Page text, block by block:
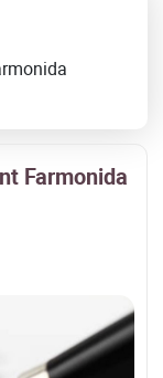
Farmonida